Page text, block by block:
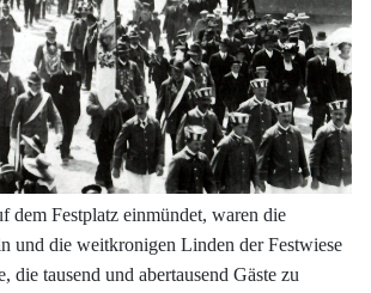
dem Festplatz einmündet, waren die
und die weitkronigen Linden der Festwiese
die tausend und abertausend Gäste zu